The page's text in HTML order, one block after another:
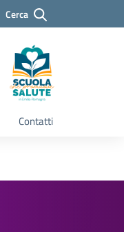
Cerca
Cerca
Contatti